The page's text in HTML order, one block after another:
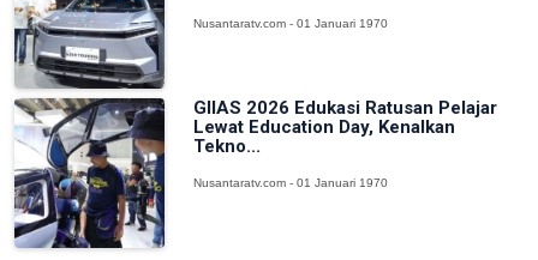
Nusantaratv.com - 01 Januari 1970
GIIAS 2026 Edukasi Ratusan Pelajar
Lewat Education Day, Kenalkan
Tekno...
Nusantaratv.com - 01 Januari 1970